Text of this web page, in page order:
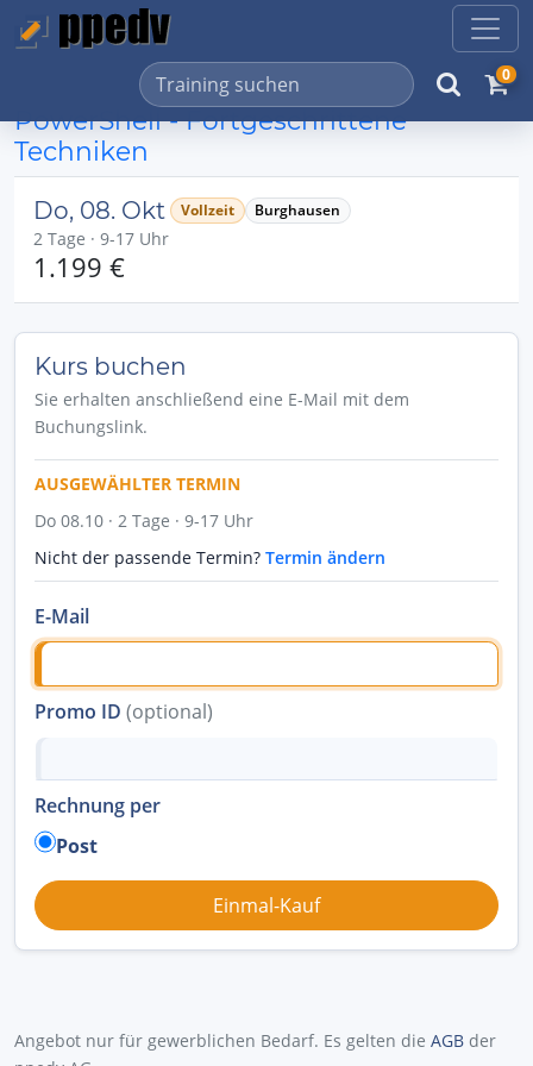
0
PowerShell - Fortgeschrittene
Techniken
Do, 08. Okt Vollzeit Burghausen
2 Tage · 9-17 Uhr
1.199 €
Kurs buchen
Sie erhalten anschließend eine E-Mail mit dem
Buchungslink.
AUSGEWÄHLTER TERMIN
Do 08.10 · 2 Tage · 9-17 Uhr
Nicht der passende Termin? Termin ändern
E-Mail
Promo ID (optional)
Rechnung per
Post
Angebot nur für gewerblichen Bedarf. Es gelten die AGB der